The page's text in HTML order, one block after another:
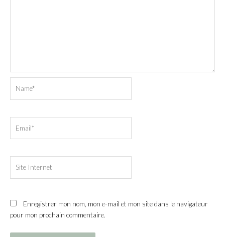
Internet
Enregistrer mon nom, mon e-mail et mon site dans le navigateur
pour mon prochain commentaire.